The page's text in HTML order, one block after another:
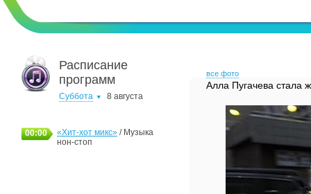
Расписание
программ
Суббота 8 августа
00:00 «Хит-хот микс» / Музыка
нон-стоп
все фото
Алла Пугачева стала